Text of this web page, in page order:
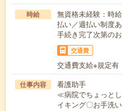
時給
無資格未経験：時
払い／週払い制度
手続き完了次第の
交通費
交通費支給※規定有
仕事内容
看護助手
≪病院でちょっと
イキング〇お手洗